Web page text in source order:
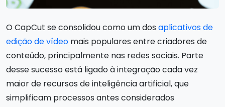
O CapCut se consolidou como um dos aplicativos de
edição de vídeo mais populares entre criadores de
conteúdo, principalmente nas redes sociais. Parte
desse sucesso está ligado à integração cada vez
maior de recursos de inteligência artificial, que
simplificam processos antes considerados